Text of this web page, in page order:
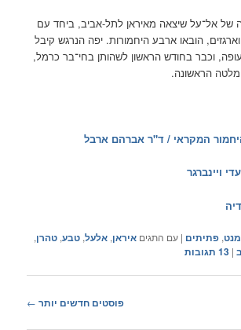
של אל־על שיצאה מאיראן לתל-אביב, ביחד עם
הובאו ארבע היחמורות. יפה הנרגש קיבל
וכבר בחודש הראשון לשהותן בחי־בר כרמל,
הראשונה.
המקראי / ד"ר אברהם ארבל
ויינברגר
,פתיתים |עם התגים איראן,אלעל,טבע,טהרן,
|
13 תגובות
פוסטים חדשים יותר ←